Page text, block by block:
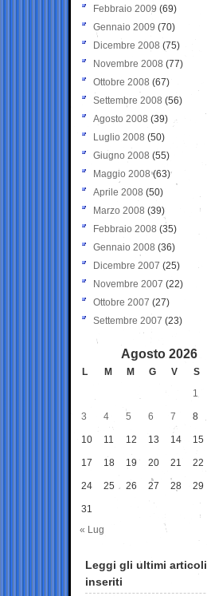
Febbraio 2009 (69)
Gennaio 2009 (70)
Dicembre 2008 (75)
Novembre 2008 (77)
Ottobre 2008 (67)
Settembre 2008 (56)
Agosto 2008 (39)
Luglio 2008 (50)
Giugno 2008 (55)
Maggio 2008(63)
Aprile 2008 (50)
Marzo 2008 (39)
Febbraio 2008 (35)
Gennaio 2008 (36)
Dicembre 2007 (25)
Novembre 2007 (22)
Ottobre 2007 (27)
Settembre 2007 (23)
Agosto 2026
L M M G V S
1
3 4 5 6 7 8
10 11 12 13 14 15
17 18 19 20 21 22
24 25 26 27 28 29
31
« Lug
Leggi gli ultimi articoli
inseriti